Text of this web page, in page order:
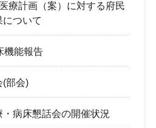
療計画（案）に対する府民
ついて
能報告
(部会)
病床懇話会の開催状況